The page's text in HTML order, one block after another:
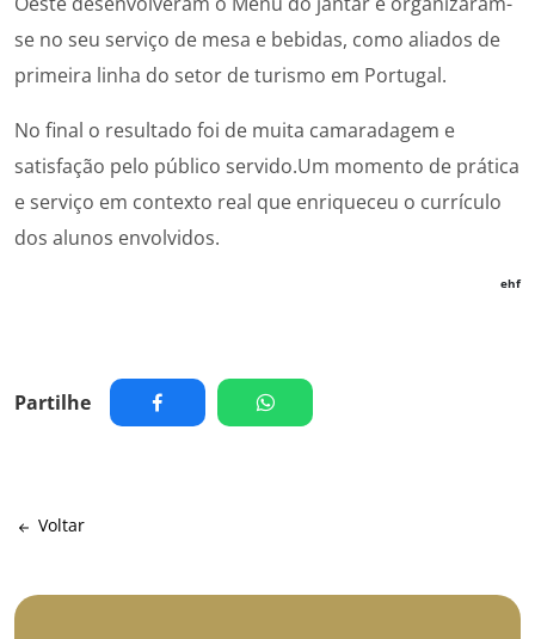
se no seu serviço de mesa e bebidas, como aliados de
primeira linha do setor de turismo em Portugal.
No final o resultado foi de muita camaradagem e
satisfação pelo público servido.Um momento de prática
e serviço em contexto real que enriqueceu o currículo
dos alunos envolvidos.
ehf
Partilhe
Voltar